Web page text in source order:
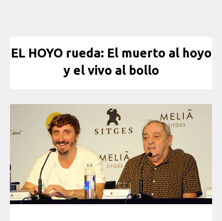
EL HOYO rueda: El muerto al hoyo
y el vivo al bollo